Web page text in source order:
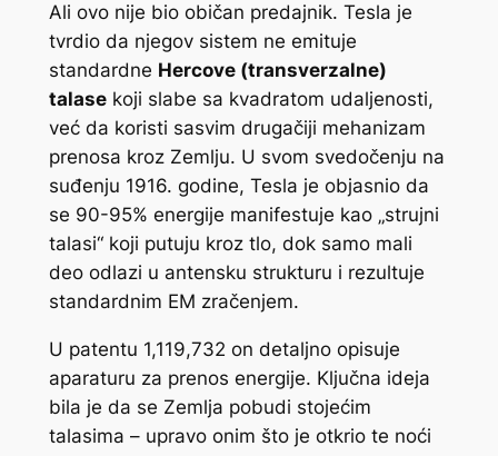
Ali ovo nije bio običan predajnik. Tesla je
tvrdio da njegov sistem ne emituje
standardne Hercove (transverzalne)
talasekoji slabe sa kvadratom udaljenosti,
već da koristi sasvim drugačiji mehanizam
prenosa kroz Zemlju. U svom svedočenju na
suđenju 1916. godine, Tesla je objasnio da
se 90-95% energije manifestuje kao „strujni
talasi“ koji putuju kroz tlo, dok samo mali
deo odlazi u antensku strukturu i rezultuje
standardnim EM zračenjem.
U patentu 1,119,732 on detaljno opisuje
aparaturu za prenos energije. Ključna ideja
bila je da se Zemlja pobudi stojećim
talasima – upravo onim što je otkrio te noći